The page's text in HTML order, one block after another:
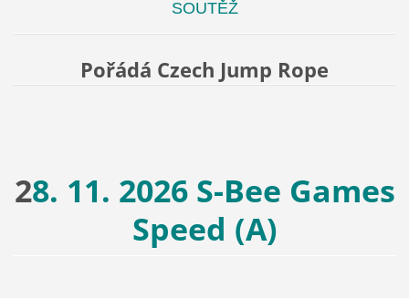
SOUTĚŽ
Pořádá Czech Jump Rope
28. 11. 2026 S-Bee Games
Speed (A)